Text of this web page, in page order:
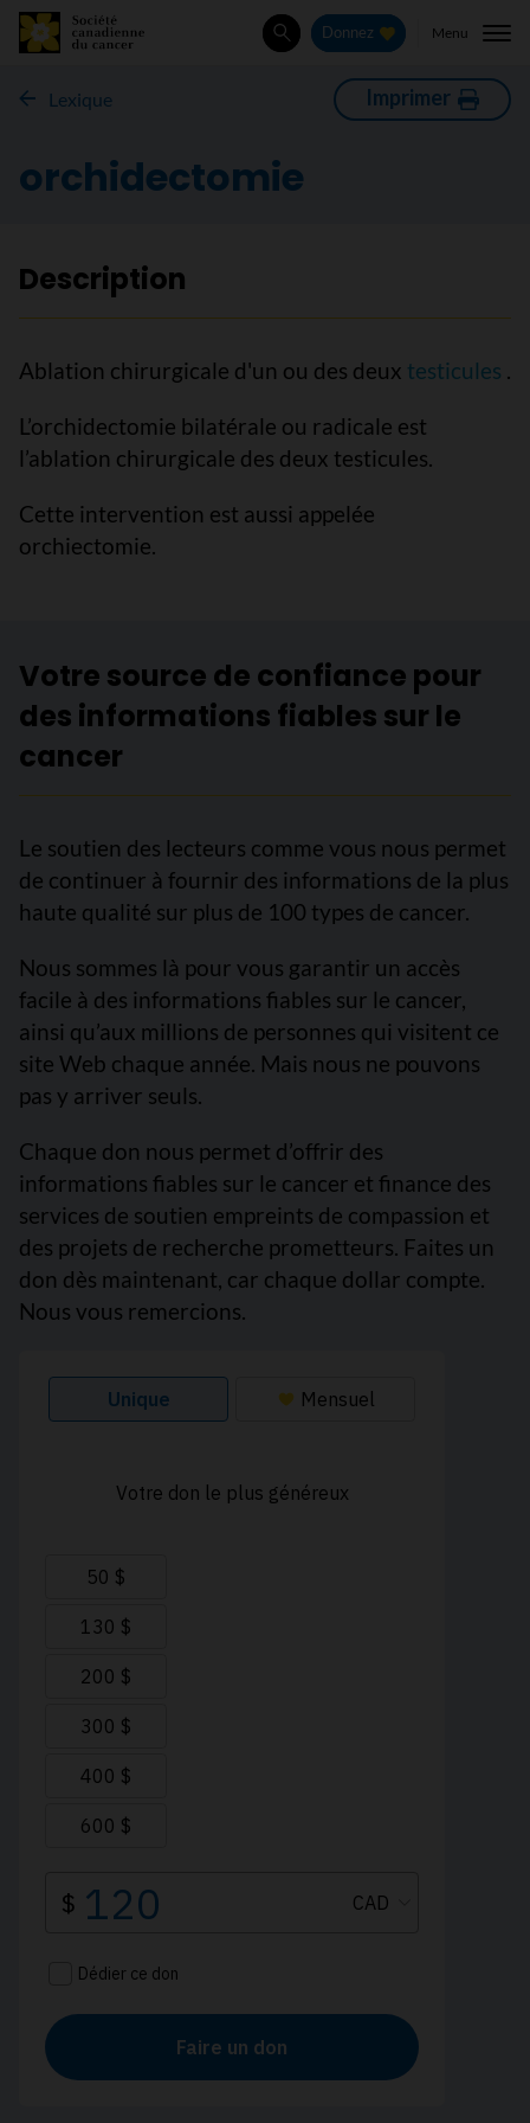
Rechercher
Donnez Menu
Lexique Imprimer
orchidectomie
Description
Ablation chirurgicale d'un ou des deux testicules .
L’orchidectomie bilatérale ou radicale est
l’ablation chirurgicale des deux testicules.
Cette intervention est aussi appelée
orchiectomie.
Votre source de confiance pour
des informations fiables sur le
cancer
Le soutien des lecteurs comme vous nous permet
de continuer à fournir des informations de la plus
haute qualité sur plus de 100 types de cancer.
Nous sommes là pour vous garantir un accès
facile à des informations fiables sur le cancer,
ainsi qu’aux millions de personnes qui visitent ce
site Web chaque année. Mais nous ne pouvons
pas y arriver seuls.
Chaque don nous permet d’offrir des
informations fiables sur le cancer et finance des
services de soutien empreints de compassion et
des projets de recherche prometteurs. Faites un
don dès maintenant, car chaque dollar compte.
Nous vous remercions.